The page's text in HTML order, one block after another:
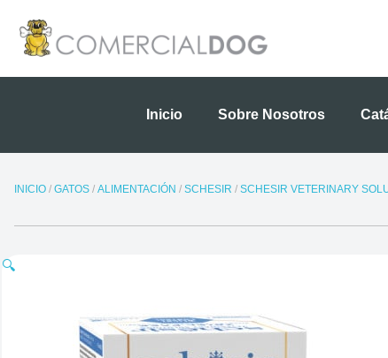
contenido
Inicio Sobre Nosotros
INICIO / GATOS / ALIMENTACIÓN / SCHESIR / SCHESIR VETERINARY
🔍